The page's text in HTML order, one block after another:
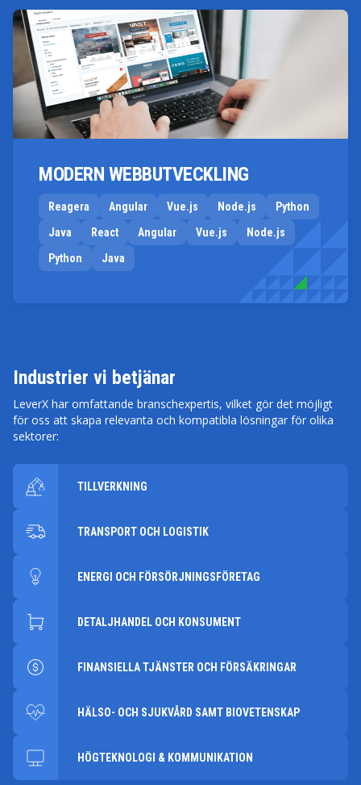
MODERN WEBBUTVECKLING
Reagera Angular Vue.js Node.js
Python
Java
React Angular Vue.js
Node.js
Python
Java
Industrier vi betjänar
LeverX har omfattande branschexpertis, vilket gör det möjligt
för oss att skapa relevanta och kompatibla lösningar för olika
sektorer:
TILLVERKNING
TRANSPORT OCH LOGISTIK
ENERGI OCH FÖRSÖRJNINGSFÖRETAG
DETALJHANDEL OCH KONSUMENT
FINANSIELLA TJÄNSTER OCH FÖRSÄKRINGAR
HÄLSO- OCH SJUKVÅRD SAMT BIOVETENSKAP
HÖGTEKNOLOGI & KOMMUNIKATION